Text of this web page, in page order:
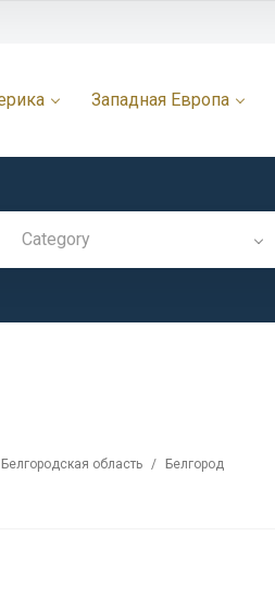
Западная Европа
Category
Белгородская область / Белгород